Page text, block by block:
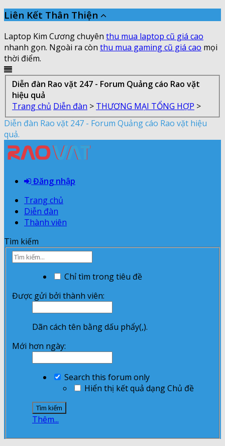
Liên Kết Thân Thiện
Laptop Kim Cương chuyên thu mua laptop cũ giá cao
nhanh gọn. Ngoài ra còn thu mua gaming cũ giá cao mọi
thời điểm.
Diễn đàn Rao vặt 247 - Forum Quảng cáo Rao vặt
hiệu quả
Trang chủ Diễn đàn > THƯƠNG MẠI TỔNG HỢP >
Diễn đàn Rao vặt 247 - Forum Quảng cáo Rao vặt hiệu
quả.
Đăng nhập
Trang chủ
Diễn đàn
Thành viên
Tìm kiếm
Chỉ tìm trong tiêu đề
Được gửi bởi thành viên:
Dãn cách tên bằng dấu phẩy(,).
Mới hơn ngày:
Search this forum only
Hiển thị kết quả dạng Chủ đề
Thêm...